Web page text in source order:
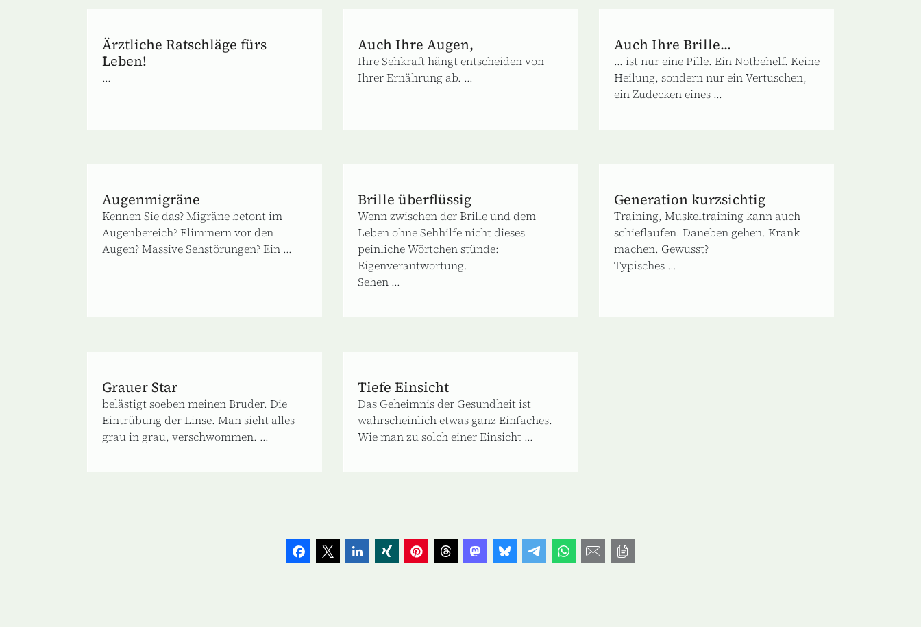
Ärztliche Ratschläge fürs
Leben!
...
Auch Ihre Augen,
Ihre Sehkraft hängt entscheiden von
Ihrer Ernährung ab. ...
Auch Ihre Brille...
... ist nur eine Pille. Ein Notbehelf. Keine
Heilung, sondern nur ein Vertuschen,
ein Zudecken eines ...
Augenmigräne
Kennen Sie das? Migräne betont im
Augenbereich? Flimmern vor den
Augen? Massive Sehstörungen? Ein ...
Brille überflüssig
Wenn zwischen der Brille und dem
Leben ohne Sehhilfe nicht dieses
peinliche Wörtchen stünde:
Eigenverantwortung.
Sehen ...
Generation kurzsichtig
Training, Muskeltraining kann auch
schieflaufen. Daneben gehen. Krank
machen. Gewusst?
Typisches ...
Grauer Star
belästigt soeben meinen Bruder. Die
Eintrübung der Linse. Man sieht alles
grau in grau, verschwommen. ...
Tiefe Einsicht
Das Geheimnis der Gesundheit ist
wahrscheinlich etwas ganz Einfaches.
Wie man zu solch einer Einsicht ...